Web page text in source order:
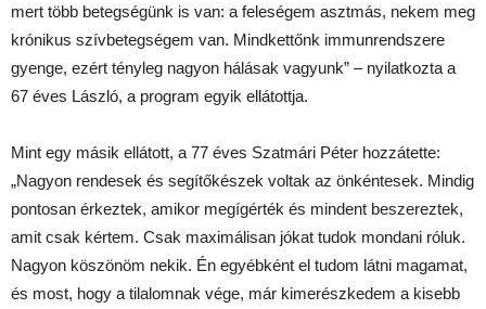
mert több betegségünk is van: a feleségem asztmás, nekem meg
krónikus szívbetegségem van. Mindkettőnk immunrendszere
gyenge, ezért tényleg nagyon hálásak vagyunk” – nyilatkozta a
67 éves László, a program egyik ellátottja.
Mint egy másik ellátott, a 77 éves Szatmári Péter hozzátette:
„Nagyon rendesek és segítőkészek voltak az önkéntesek. Mindig
pontosan érkeztek, amikor megígérték és mindent beszereztek,
amit csak kértem. Csak maximálisan jókat tudok mondani róluk.
Nagyon köszönöm nekik. Én egyébként el tudom látni magamat,
és most, hogy a tilalomnak vége, már kimerészkedem a kisebb